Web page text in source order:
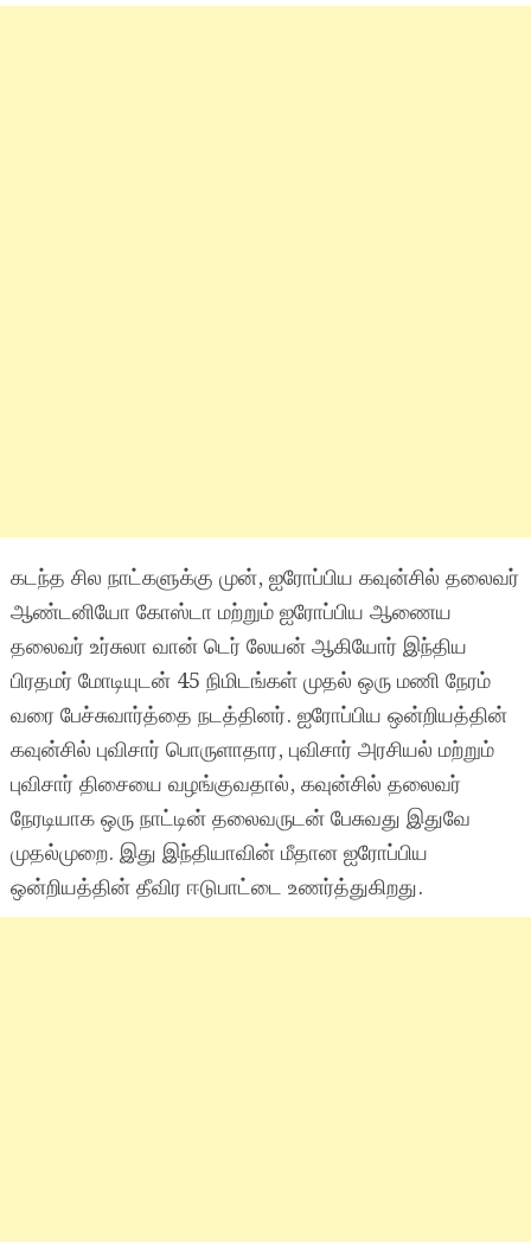
கடந்த சில நாட்களுக்கு முன், ஐரோப்பிய கவுன்சில் தலைவர்
ஆண்டனியோ கோஸ்டா மற்றும் ஐரோப்பிய ஆணைய
தலைவர் உர்சுலா வான் டெர் லேயன் ஆகியோர் இந்திய
பிரதமர் மோடியுடன் 45 நிமிடங்கள் முதல் ஒரு மணி நேரம்
வரை பேச்சுவார்த்தை நடத்தினர். ஐரோப்பிய ஒன்றியத்தின்
கவுன்சில் புவிசார் பொருளாதார, புவிசார் அரசியல் மற்றும்
புவிசார் திசையை வழங்குவதால், கவுன்சில் தலைவர்
நேரடியாக ஒரு நாட்டின் தலைவருடன் பேசுவது இதுவே
முதல்முறை. இது இந்தியாவின் மீதான ஐரோப்பிய
ஒன்றியத்தின் தீவிர ஈடுபாட்டை உணர்த்துகிறது.